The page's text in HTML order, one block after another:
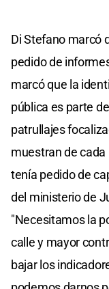
Di Stefano marcó
pedido de
marcó que la
pública es parte
patrullajes
muestran de
tenía pedido de
del ministerio de
"Necesitamos la
calle y mayor
bajar los